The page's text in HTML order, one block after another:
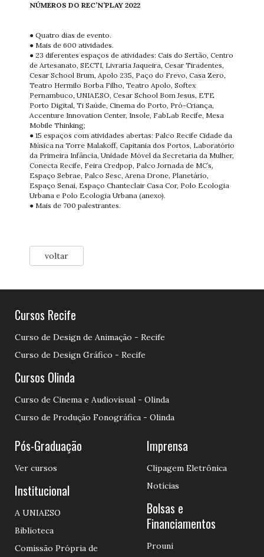
NÚMEROS DO REC’N’PLAY 2022
● Quatro dias de evento.
● Mais de 600 atividades.
● 23 diferentes espaços de atividades: Cais do Sertão, Centro
de Artesanato, SECTI, Livraria Jaqueira, Cesar Tiradentes,
Cesar School Brum, Apolo 235, Paço do Frevo, Casa Zero,
Teatro Hermilo Borba Filho, Teatro Apolo, Softex
Pernambuco, UNIAESO, Cesar School Bom Jesus, ETE
Porto Digital, Ti Saúde, Cinema do Porto, Pró-Criança,
Accenture Innovation Center, Insole, FabLab Recife, Mesa
Mobile Thinking;
● 15 espaços com atividades abertas: Palco Recife Cidade da
Música na Torre Malakoff, Capitania dos Portos, Laboratório
da Primeira Infância, Unidade Móvel da Secretaria da Mulher,
Conecta Recife, Feira Credpop, Palco Jornada de MC’s,
Espaço Sebrae, Palco Sesc, Arena Drone, Planetário,
Espaço Senai, Espaço Chanteclair Casa Cor, Polo Ecologia
Urbana e Polo Ecologia Urbana (anexo).
● Mais de 700 palestrantes.
voltar
Cursos Recife
Curso de Design de Animação - Recife
Curso de Design Gráfico - Recife
Cursos Olinda
Curso de Cinema e Audiovisual - Olinda
Curso de Produção Fonográfica - Olinda
Pós-Graduação
Ver cursos
Institucional
A UNIAESO
Biblioteca
Comissão Própria de
Imprensa
Clipagem Eletrônica
Notícias
Bolsas e
Financiamentos
Prouni